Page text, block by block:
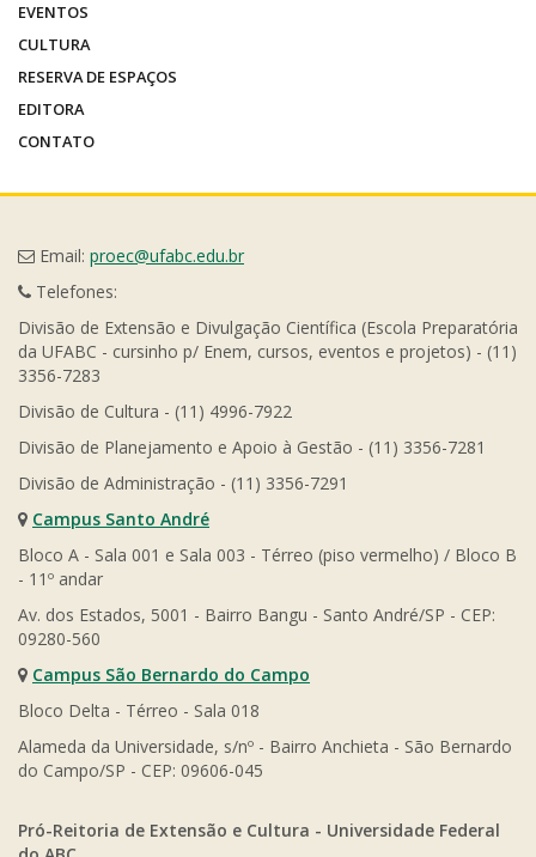
EVENTOS
CULTURA
RESERVA DE ESPAÇOS
EDITORA
CONTATO
Email: proec@ufabc.edu.br
Telefones:
Divisão de Extensão e Divulgação Científica (Escola Preparatória
da UFABC - cursinho p/ Enem, cursos, eventos e projetos) - (11)
3356-7283
Divisão de Cultura - (11) 4996-7922
Divisão de Planejamento e Apoio à Gestão - (11) 3356-7281
Divisão de Administração - (11) 3356-7291
Campus Santo André
Bloco A - Sala 001 e Sala 003 - Térreo (piso vermelho) / Bloco B
- 11º andar
Av. dos Estados, 5001 - Bairro Bangu - Santo André/SP - CEP:
09280-560
Campus São Bernardo do Campo
Bloco Delta - Térreo - Sala 018
Alameda da Universidade, s/nº - Bairro Anchieta - São Bernardo
do Campo/SP - CEP: 09606-045
Pró-Reitoria de Extensão e Cultura - Universidade Federal